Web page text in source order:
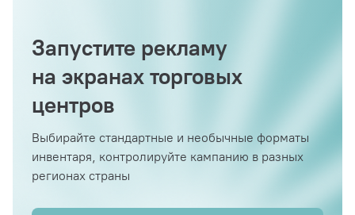
Запустите рекламу
на экранах торговых
центров
Выбирайте стандартные и необычные форматы
инвентаря, контролируйте кампанию в разных
регионах страны